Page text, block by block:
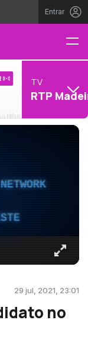
Entrar
TV
RTP
29 jul, 2021, 23:01
no